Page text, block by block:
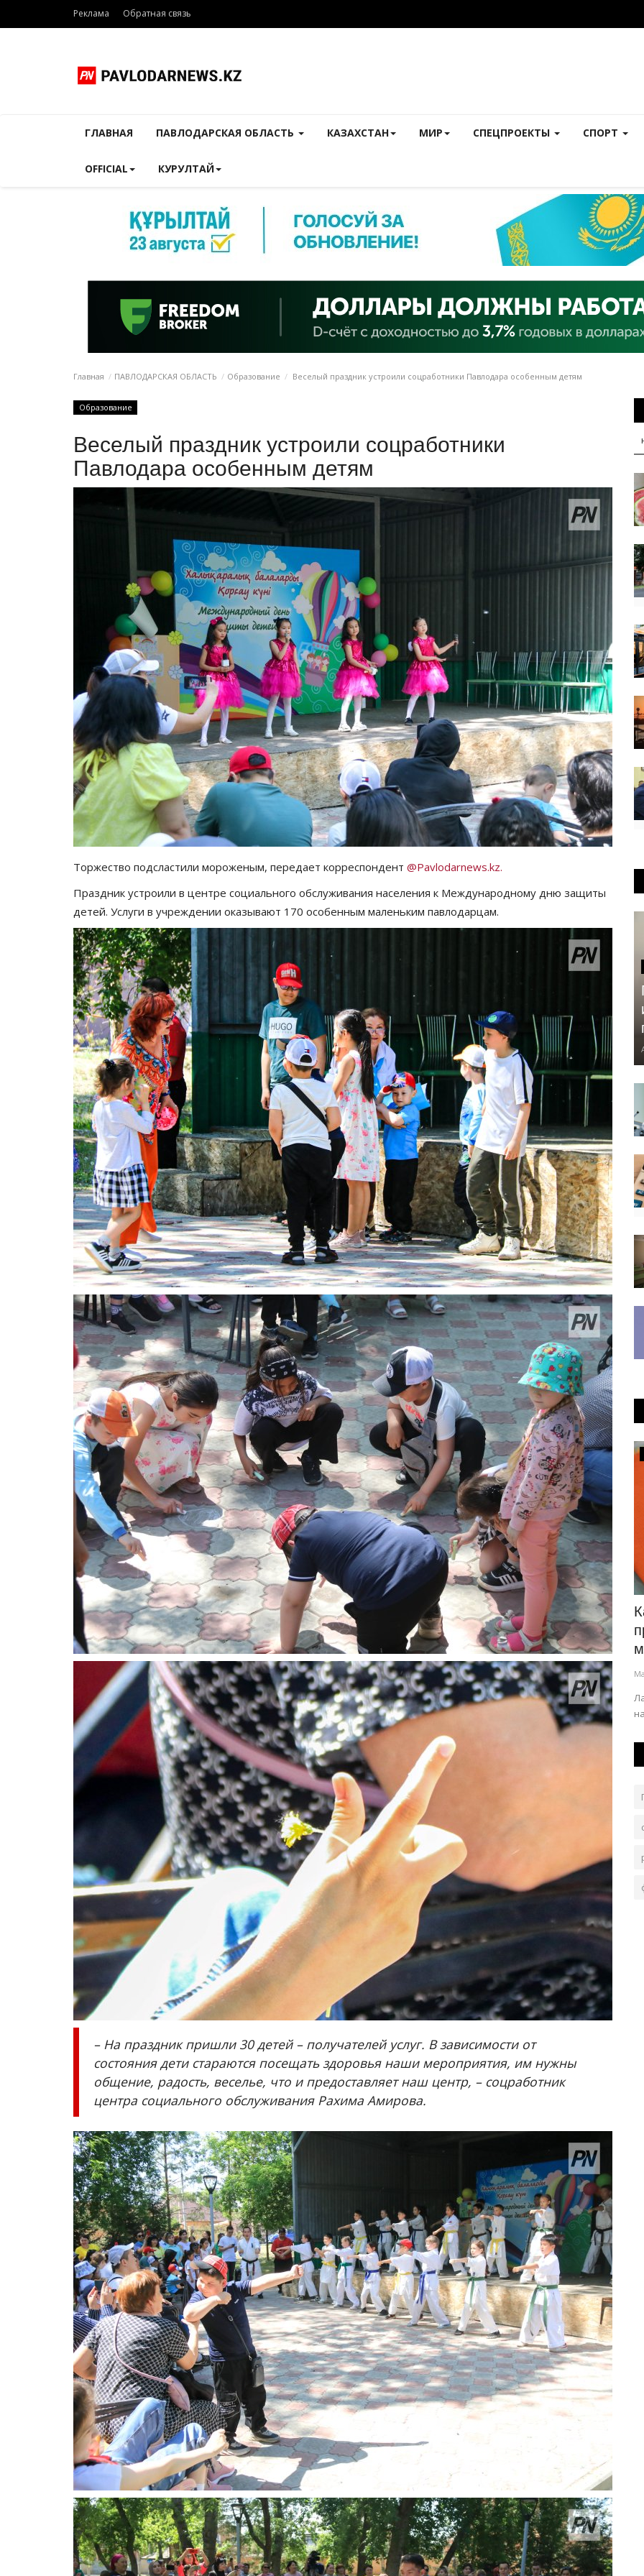
Реклама Обратная связь
ГЛАВНАЯ ПАВЛОДАРСКАЯ ОБЛАСТЬ КАЗАХСТАН МИР СПЕЦПРОЕКТЫ СПОРТ
OFFICIAL КУРУЛТАЙ
Главная ПАВЛОДАРСКАЯ ОБЛАСТЬ Образование Веселый праздник устроили соцработники Павлодара особенным детям
Образование
Веселый праздник устроили соцработники
Павлодара особенным детям
Торжество подсластили мороженым, передает корреспондент @Pavlodarnews.kz.
Праздник устроили в центре социального обслуживания населения к Международному дню защиты
детей. Услуги в учреждении оказывают 170 особенным маленьким павлодарцам.
– На праздник пришли 30 детей – получателей услуг. В зависимости от
состояния дети стараются посещать здоровья наши мероприятия, им нужны
общение, радость, веселье, что и предоставляет наш центр, – соцработник
центра социального обслуживания Рахима Амирова.
Зимний спорт
Экибастузцев пригласили на
рождественские гонки
Янв 6, 2026 0 827
В городе горняков оригинально отметят религиозный
праздник.
Образование
Выпускники павлодарских колледжей
стали чаще работать по...
Авг 8, 2026 0
В этом заинтересованы в том числе и местные
предприятия.